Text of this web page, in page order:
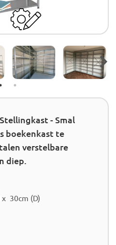
- Smal
boekenkast te
verstelbare
diep.
x 30cm (D)